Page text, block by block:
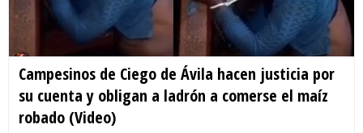
Campesinos de Ciego de Ávila hacen justicia por
su cuenta y obligan a ladrón a comerse el maíz
robado (Video)